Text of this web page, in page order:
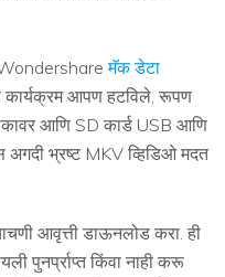
Wondershareमॅक डेटा
कार्यक्रम आपण हटविले, रूपण
आणि SD कार्ड USB आणि
अगदी भ्रष्ट MKV व्हिडिओ मदत
आवृत्ती डाऊनलोड करा. ही
पुनर्प्राप्त किंवा नाही करू